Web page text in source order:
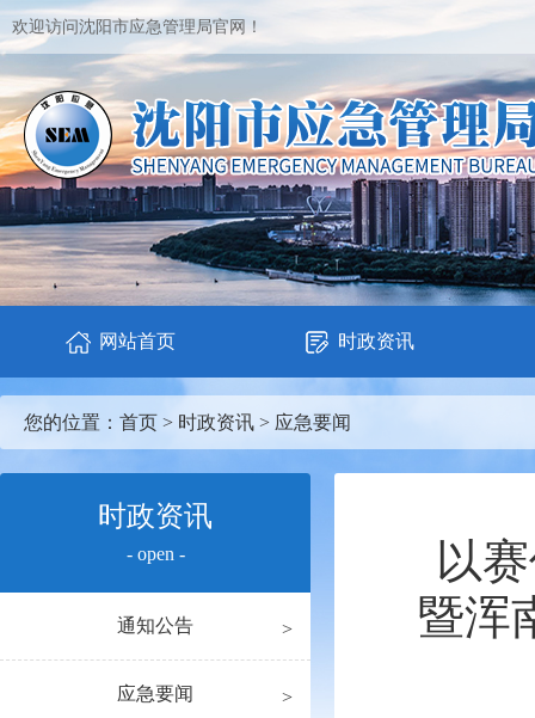
欢迎访问沈阳市应急管理局官网！
网站首页 时政资讯
您的位置： 首页 > 时政资讯 > 应急要闻
时政资讯
- open -
通知公告
应急要闻
以
暨浑